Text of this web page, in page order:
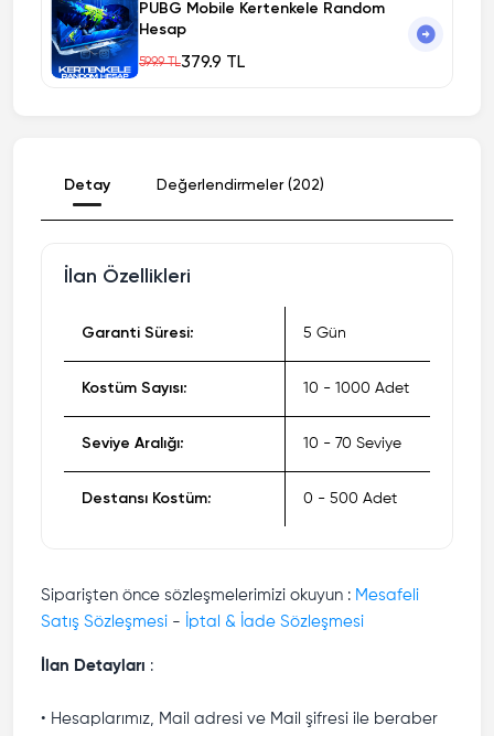
PUBG Mobile Kertenkele Random
Hesap
599.9 TL379.9 TL
Detay Değerlendirmeler (202)
İlan Özellikleri
Garanti Süresi: 5 Gün
Kostüm Sayısı: 10 - 1000 Adet
Seviye Aralığı: 10 - 70 Seviye
Destansı Kostüm: 0 - 500 Adet
Siparişten önce sözleşmelerimizi okuyun : Mesafeli
Satış Sözleşmesi - İptal & İade Sözleşmesi
İlan Detayları :
• Hesaplarımız, Mail adresi ve Mail şifresi ile beraber